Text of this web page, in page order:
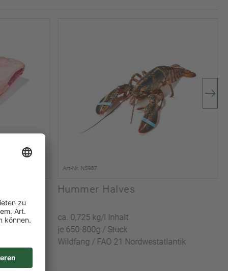
Art-Nr. N5987
Hummer Halves
ca. 0,725 kg/l Inhalt
je 650-800g / Stück
Wildfang / FAO 21 Nordwestatlantik